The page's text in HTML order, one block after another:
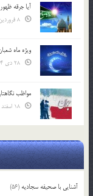
آیا جرقه
ویژه ماه
مواظب
آشنایی با صحیفه سجادیه (56)